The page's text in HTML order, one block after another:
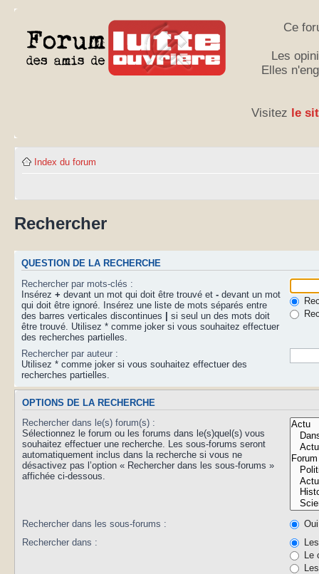
Ce
Les
Elles
Visitez le
Index du forum
Rechercher
QUESTION DE LA RECHERCHE
Rechercher par mots-clés :
Insérez + devant un mot qui doit être trouvé et - devant un mot
qui doit être ignoré. Insérez une liste de mots séparés entre
des barres verticales discontinues
si seul un des mots doit
être trouvé. Utilisez * comme joker si vous souhaitez effectuer
des recherches partielles.
Rechercher par auteur :
Utilisez * comme joker si vous souhaitez effectuer des
recherches partielles.
OPTIONS DE LA RECHERCHE
Rechercher dans le(s) forum(s) :
Sélectionnez le forum ou les forums dans le(s)quel(s) vous
souhaitez effectuer une recherche. Les sous-forums seront
automatiquement inclus dans la recherche si vous ne
désactivez pas l’option « Rechercher dans les sous-forums »
affichée ci-dessous.
Rechercher dans les sous-forums :
Oui
Rechercher dans :
Le